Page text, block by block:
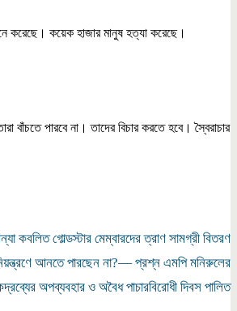
করেছে। কয়েক হাজার মানুষ হত্যা করেছে।
বাঁচতে পারবে না। তাদের বিচার করতে হবে। স্বৈরাচার
কবলিত গোল্ডস্টার মেম্বারদের ত্রাণ সামগ্রী বিতরণ
আনতে পারছেন না?— প্রশ্ন এমপি মনিরুলের
অপব্যবহার ও অবৈধ পাচারবিরোধী দিবস পালিত